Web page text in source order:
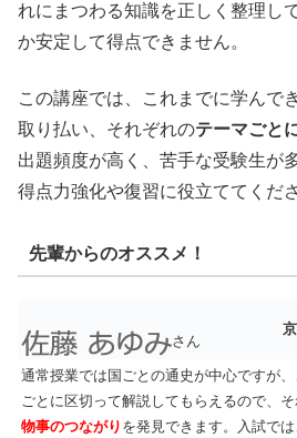
れにまつわる知識を正しく整理し
か安定して得点できません。
この講座では、これまでに学んで
取り払い、それぞれのテーマごと
出題頻度が高く、苦手な受験生が
得点力強化や復習に役立ててくだ
先輩からのオススメ！
さん
通常授業では国ごとの通史が中心ですが
ごとに区切って解説してもらえるので、
物事のつながり を発見できます。入試で